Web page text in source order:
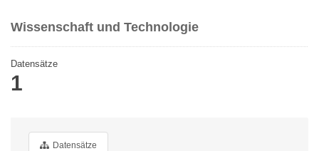
Wissenschaft und Technologie
Datensätze
1
Datensätze